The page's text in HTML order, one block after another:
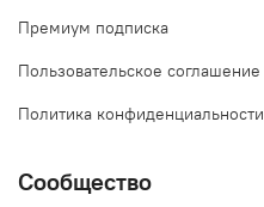
Премиум подписка
Пользовательское соглашение
Политика конфиденциальности
Сообщество